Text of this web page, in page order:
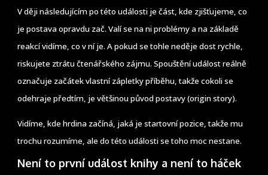
V ději následujícím po této události je část, kde zjišťujeme, co
je postava opravdu zač. Valí se na ni problémy a na základě
reakcí vidíme, co v ní je. A pokud se tohle neděje dost rychle,
riskujete ztrátu čtenářského zájmu. Spouštění událost reálně
označuje začátek vlastní zápletky příběhu, takže cokoli se
odehraje předtím, je většinou původ postavy (origin story).
Vidíme, kde hrdina začíná, jaká je startovní pozice, takže mu
trochu rozumíme, ale do této události se toho moc nestane.
Není to první událost knihy a není to háček